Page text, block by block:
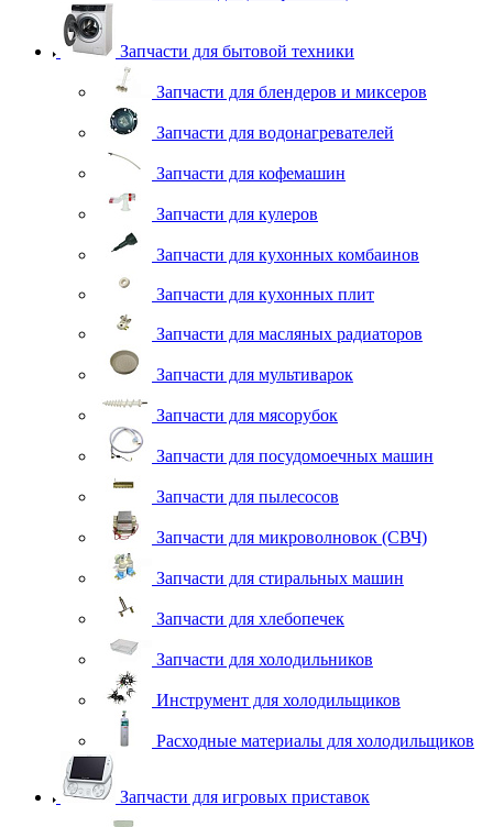
Запчасти для бытовой техники
Запчасти для блендеров и миксеров
Запчасти для водонагревателей
Запчасти для кофемашин
Запчасти для кулеров
Запчасти для кухонных комбаинов
Запчасти для кухонных плит
Запчасти для масляных радиаторов
Запчасти для мультиварок
Запчасти для мясорубок
Запчасти для посудомоечных машин
Запчасти для пылесосов
Запчасти для микроволновок (СВЧ)
Запчасти для стиральных машин
Запчасти для хлебопечек
Запчасти для холодильников
Инструмент для холодильщиков
Расходные материалы для холодильщиков
Запчасти для игровых приставок